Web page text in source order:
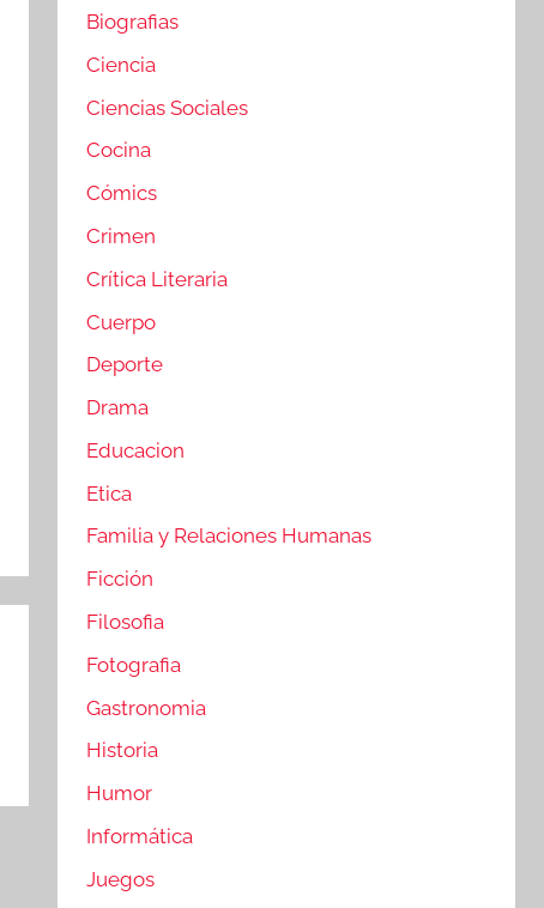
Biografias
Ciencia
Ciencias Sociales
Cocina
Cómics
Crimen
Crítica Literaria
Cuerpo
Deporte
Drama
Educacion
Etica
Familia y Relaciones Humanas
Ficción
Filosofia
Fotografia
Gastronomia
Historia
Humor
Informática
Juegos